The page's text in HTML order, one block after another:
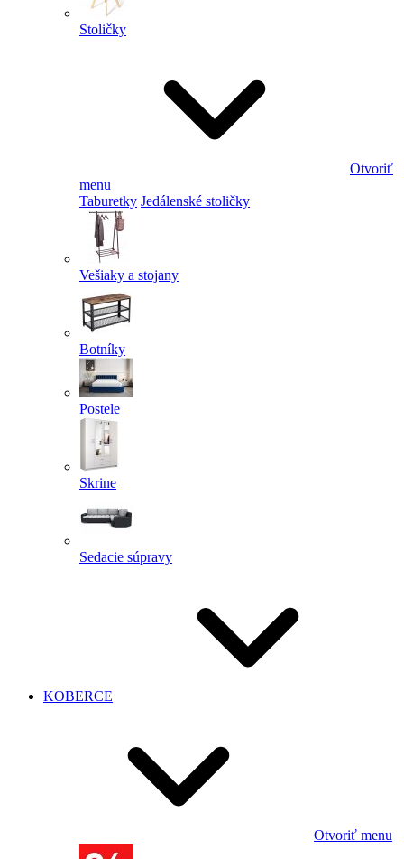
Stoličky
Otvoriť
menu
Taburetky Jedálenské stoličky
Vešiaky a stojany
Botníky
Postele
Skrine
Sedacie súpravy
KOBERCE
Otvoriť menu